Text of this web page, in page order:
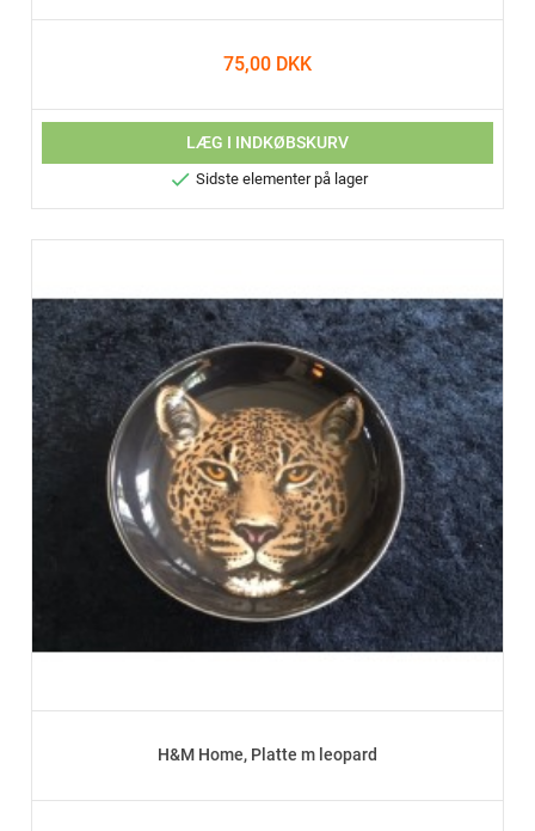
75,00 DKK
LÆG I INDKØBSKURV
 Sidste elementer på lager
H&M Home, Platte m leopard